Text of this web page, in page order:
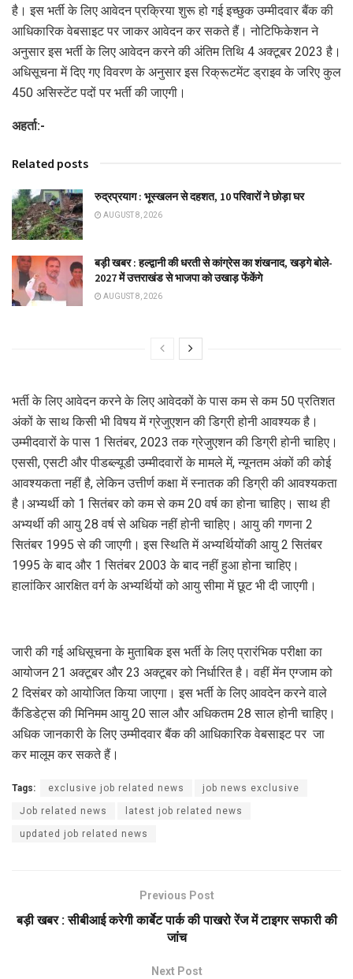
है। इस भर्ती के लिए आवेदन प्रक्रिया शुरू हो गई इच्छुक उम्मीदवार बैंक की
आधिकारिक वेबसाइट पर जाकर आवेदन कर सकते हैं। नोटिफिकेशन ने
अनुसार इस भर्ती के लिए आवेदन करने की अंतिम तिथि 4 अक्टूबर 2023 है।
अधिसूचना में दिए गए विवरण के अनुसार इस रिक्रूटमेंट ड्राइव के जरिए कुल
450 असिस्टेंट पदों पर भर्ती की जाएगी।
अहर्ता:-
Related posts
रुद्रप्रयाग : भूस्खलन से दहशत, 10 परिवारों ने छोड़ा घर
AUGUST 8, 2026
बड़ी खबर : हल्द्वानी की धरती से कांग्रेस का शंखनाद, खड़गे बोले-
2027 में उत्तराखंड से भाजपा को उखाड़ फेंकेंगे
AUGUST 8, 2026
भर्ती के लिए आवेदन करने के लिए आवेदकों के पास कम से कम 50 प्रतिशत
अंकों के साथ किसी भी विषय में ग्रेजुएशन की डिग्री होनी आवश्यक है।
उम्मीदवारों के पास 1 सितंबर, 2023 तक ग्रेजुएशन की डिग्री होनी चाहिए।
एससी, एसटी और पीडब्ल्यूडी उम्मीदवारों के मामले में, न्यूनतम अंकों की कोई
आवश्यकता नहीं है, लेकिन उत्तीर्ण कक्षा में स्नातक की डिग्री की आवश्यकता
है।अभ्यर्थी को 1 सितंबर को कम से कम 20 वर्ष का होना चाहिए। साथ ही
अभ्यर्थी की आयु 28 वर्ष से अधिक नहीं होनी चाहिए। आयु की गणना 2
सितंबर 1995 से की जाएगी। इस स्थिति में अभ्यर्थियोंकी आयु 2 सितंबर
1995 के बाद और 1 सितंबर 2003 के बाद नहीं हुआ होना चाहिए।
हालांकिर आरक्षित वर्ग के अभ्यर्थियों को आयु सीमा में छूट भी दी जाएगी।
जारी की गई अधिसूचना के मुताबिक इस भर्ती के लिए प्रारंभिक परीक्षा का
आयोजन 21 अक्टूबर और 23 अक्टूबर को निर्धारित है। वहीं मेंन एग्जाम को
2 दिसंबर को आयोजित किया जाएगा। इस भर्ती के लिए आवदेन करने वाले
कैंडिडेट्स की मिनिमम आयु 20 साल और अधिकतम 28 साल होनी चाहिए।
अधिक जानकारी के लिए उम्मीदवार बैंक की आधिकारिक वेबसाइट पर जा
कर मालूम कर सकते हैं।
Tags: exclusive job related news job news exclusive
Job related news latest job related news
updated job related news
Previous Post
बड़ी खबर : सीबीआई करेगी कार्बेट पार्क की पाखरो रेंज में टाइगर सफारी की
जांच
Next Post